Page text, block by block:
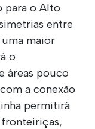
para o Alto
entre
maior
o
áreas pouco
a conexão
permitirá